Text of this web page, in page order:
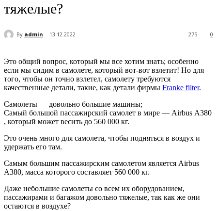
тяжелые?
By admin 13.12.2022 0
275
Это общий вопрос, который мы все хотим знать; особенно
если мы сидим в самолете, который вот-вот взлетит! Но для
того, чтобы он точно взлетел, самолету требуются
качественные детали, такие, как детали фирмы Franke filter.
Самолеты — довольно большие машины;
Самый большой пассажирский самолет в мире — Airbus A380
, который может весить до 560 000 кг.
Это очень много для самолета, чтобы подняться в воздух и
удержать его там.
Самым большим пассажирским самолетом является Airbus
A380, масса которого составляет 560 000 кг.
Даже небольшие самолеты со всем их оборудованием,
пассажирами и багажом довольно тяжелые, так как же они
остаются в воздухе?